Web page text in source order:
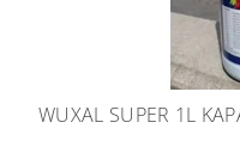
WUXAL SUPER 1L